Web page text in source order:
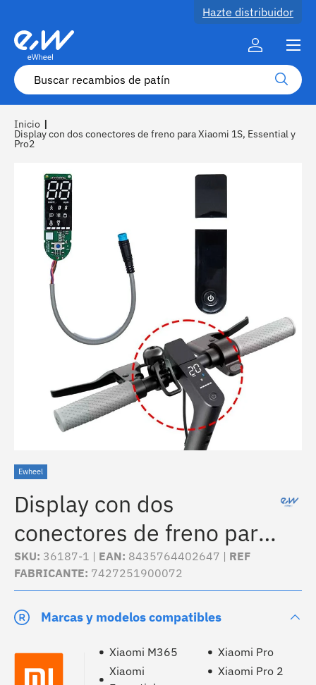
Ir al contenido
Hazte distribuidor
Buscar Buscar
Cuenta
Menú
Inicio |
Display con dos conectores de freno para Xiaomi 1S, Essential y
Pro2
Ewheel
Display con dos
conectores de freno para
Xiaomi 1S, Essential y
Pro2
SKU: 36187-1 | EAN: 8435764402647 | REF
FABRICANTE: 7427251900072
Marcas y modelos compatibles
Xiaomi M365
Xiaomi
Xiaomi Pro
Xiaomi Pro 2